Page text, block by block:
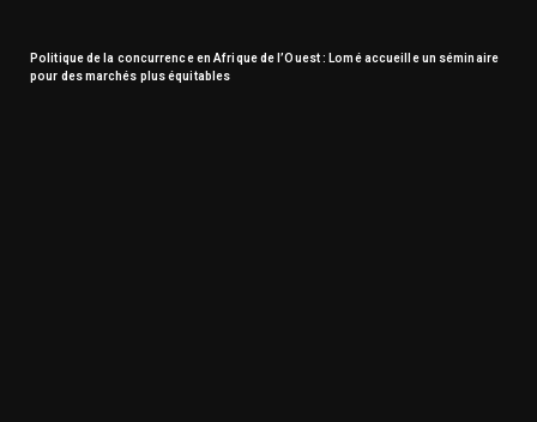
Politique de la concurrence en Afrique de l’Ouest : Lomé accueille un séminaire
pour des marchés plus équitables